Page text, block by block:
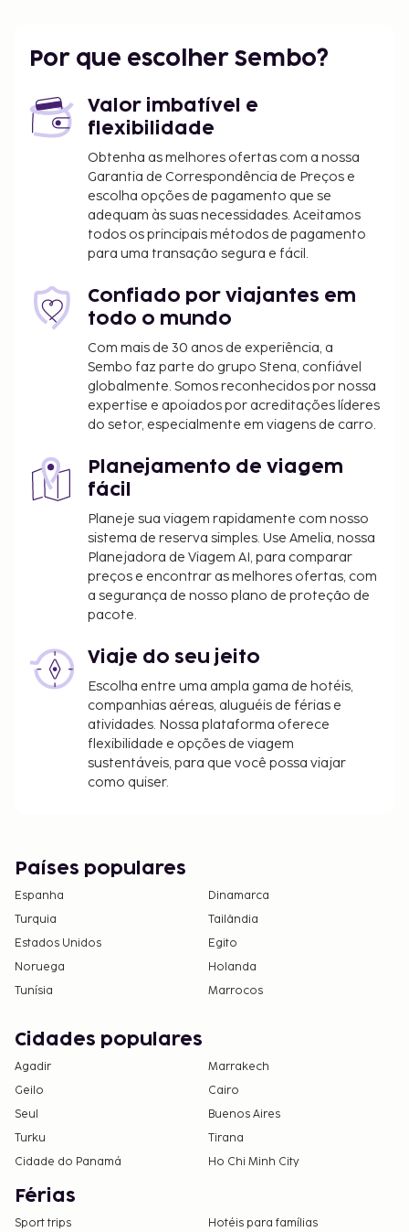
Por que escolher Sembo?
Valor imbatível e
flexibilidade
Obtenha as melhores ofertas com a nossa
Garantia de Correspondência de Preços e
escolha opções de pagamento que se
adequam às suas necessidades. Aceitamos
todos os principais métodos de pagamento
para uma transação segura e fácil.
Confiado por viajantes em
todo o mundo
Com mais de 30 anos de experiência, a
Sembo faz parte do grupo Stena, confiável
globalmente. Somos reconhecidos por nossa
expertise e apoiados por acreditações líderes
do setor, especialmente em viagens de carro.
Planejamento de viagem
fácil
Planeje sua viagem rapidamente com nosso
sistema de reserva simples. Use Amelia, nossa
Planejadora de Viagem AI, para comparar
preços e encontrar as melhores ofertas, com
a segurança de nosso plano de proteção de
pacote.
Viaje do seu jeito
Escolha entre uma ampla gama de hotéis,
companhias aéreas, aluguéis de férias e
atividades. Nossa plataforma oferece
flexibilidade e opções de viagem
sustentáveis, para que você possa viajar
como quiser.
Países populares
Espanha
Dinamarca
Turquia
Tailândia
Estados Unidos
Egito
Noruega
Holanda
Tunísia
Marrocos
Cidades populares
Agadir
Marrakech
Geilo
Cairo
Seul
Buenos Aires
Turku
Tirana
Cidade do Panamá
Ho Chi Minh City
Férias
Sport trips Hotéis para famílias